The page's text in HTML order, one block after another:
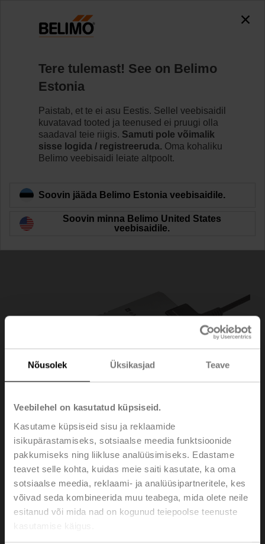
Nõusolek Üksikasjad Teave
Veebilehel on kasutatud küpsiseid.
Kasutame küpsiseid sisu ja reklaamide
isikupärastamiseks, sotsiaalse meedia funktsioonide
pakkumiseks ning liikluse analüüsimiseks. Edastame
teavet selle kohta, kuidas meie saiti kasutate, ka oma
sotsiaalse meedia, reklaami- ja analüüsipartneritele, kes
võivad seda kombineerida muu teabega, mida olete neile
esitanud või mida nad on kogunud teiepoolse teenuste
accessing the absolute URL
"https://www.belimo.com/ee/et_EE/~mgnlArea=cookies~".
https://www.belimo.com/ee/et_EE/~mgnlArea=cookies~
NMQ24A-VST
NMQ24A-VST
Tere tulemast! See on Belimo
Estonia
Paistab, et te ei asu Eestis. Sellel veebisaidil
kuvatavad tooted ja teenused ei pruugi olla
saadaval teie riigis. Samuti pole võimalik
sisse logida / registreeruda. Oma kohaliku
Belimo veebisaidi leiate altpoolt.
Soovin jääda Belimo Estonia veebisaidile.
Soovin minna Belimo United States
veebisaidile.